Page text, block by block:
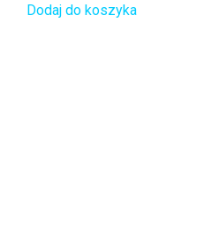
Dodaj do koszyka